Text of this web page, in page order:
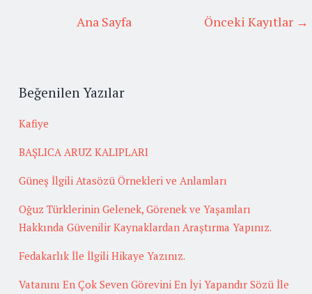
Önceki Kayıtlar →
Ana Sayfa
Beğenilen Yazılar
Kafiye
BAŞLICA ARUZ KALIPLARI
Güneş İlgili Atasözü Örnekleri ve Anlamları
Oğuz Türklerinin Gelenek, Görenek ve Yaşamları
Hakkında Güvenilir Kaynaklardan Araştırma Yapınız.
Fedakarlık İle İlgili Hikaye Yazınız.
Vatanını En Çok Seven Görevini En İyi Yapandır Sözü İle